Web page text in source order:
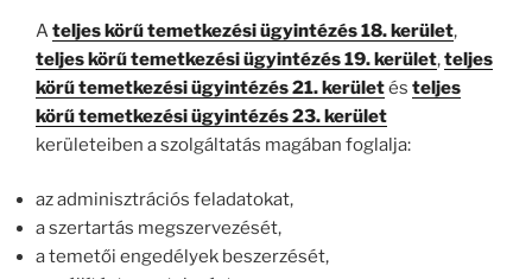
Ateljes körű temetkezési ügyintézés 18. kerület,
teljes körű temetkezési ügyintézés 19. kerület,teljes
körű temetkezési ügyintézés 21. kerületés teljes
körű temetkezési ügyintézés 23. kerület
kerületeiben a szolgáltatás magában foglalja:
az adminisztrációs feladatokat,
a szertartás megszervezését,
a temetői engedélyek beszerzését,